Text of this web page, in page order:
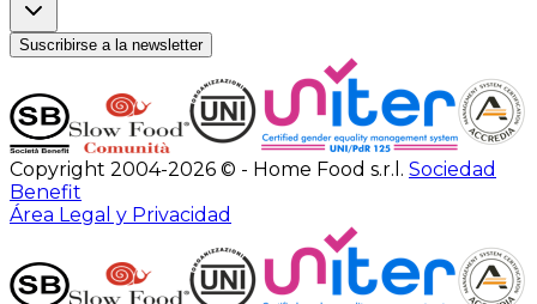
Suscribirse a la newsletter
Copyright 2004-2026 © - Home Food s.r.l. Sociedad
Benefit
Área Legal y Privacidad